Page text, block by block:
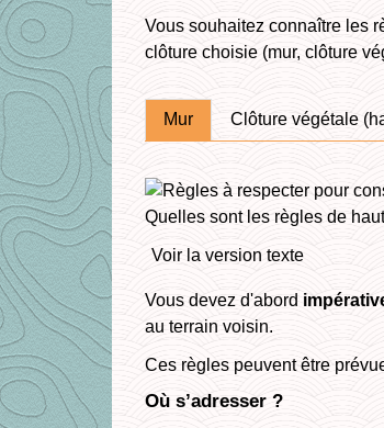
Vous souhaitez connaître les
clôture choisie (mur, clôture
Mur Clôture végétale
Quelles sont les règles de
Voir la version texte
Vous devez d'abord
au terrain voisin.
Ces règles peuvent être
Où s’adresser ?